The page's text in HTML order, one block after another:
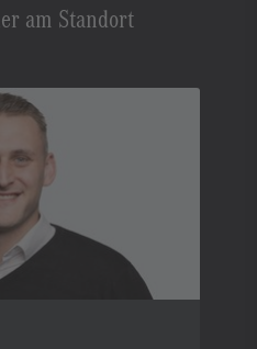
am Standort